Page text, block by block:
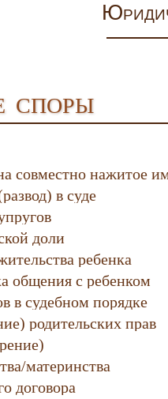
споры
совместно нажитое
в суде
доли
ребенка
общения с ребенком
в судебном порядке
родительских прав
материнства
договора